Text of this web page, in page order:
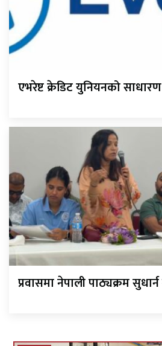
एभरेष्ट क्रेडिट युनियनको
प्रवासमा नेपाली पाठ्यक्रम सुधार्न